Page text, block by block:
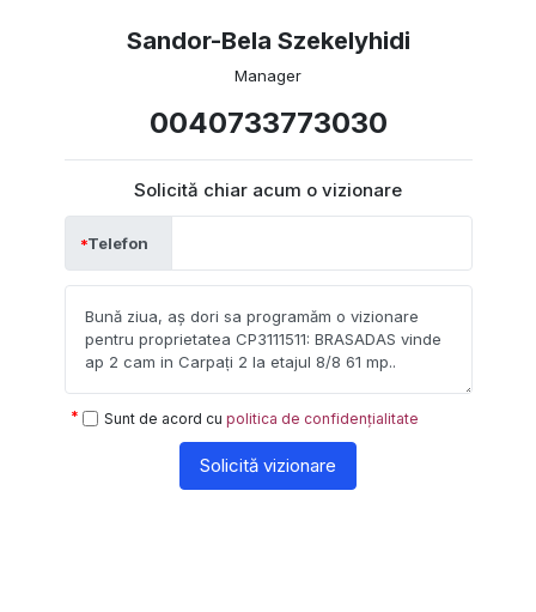
Sandor-Bela Szekelyhidi
Manager
0040733773030
Solicită chiar acum o vizionare
Telefon
Sunt de acord cu politica de confidențialitate
Solicită vizionare